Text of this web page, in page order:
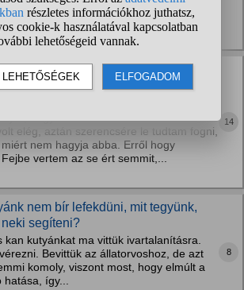
marad" parancsot, akkor nem kell
az enyémekre? Ismerem őket,...
macskát hogy lehet sérülés nélkül
olyan, amelyiket egyedül nem lehet
hogy viselkedik a macskám.
elég, aztán szerencsére le tudtam fogni,
nem hagyja abba. Erről hogy
vertem az se ért semmit,...
14
nem bír lefekdüni, mit tegyünk,
segíteni?
kan kutyánkat ma vittük ivartalanításra.
Bevittük az állatorvoshoz, de azt
komoly, viszont most, hogy elmúlt a
hatása, így...
8